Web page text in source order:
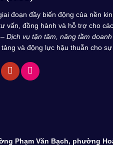
đoạn đầy biến động của nền
vấn, đồng hành và hỗ trợ cho
Dịch vụ tận tâm, nâng tầm
và động lực hậu thuẫn cho
Phạm Văn Bạch, phường